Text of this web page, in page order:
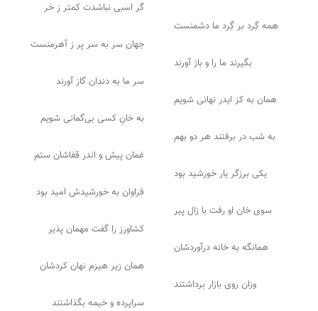
گر اسبی نباشدت کمتر ز خر
همه گِرد بر گِرد ما دشمنست
جهان سر به سر پر ز آهرمنست
بگیرند ما را و باز آورند
سر ما به دندان گاز آورند
همان به کز ایدر نهانی شویم
به خانِ کسی بی‌گمانی شویم
به شب در برفتند هر دو بهم
غمان پیش و اندر قفاشان ستم
یکی برزگر یار خورشید بود
فراوان به خورشیدش امید بود
سوی خان او رفت با زال پیر
کشاورز را گفت مهمان پذیر
همانگه به خانه درآوردشان
همان زیر هیزم نهان کردشان
وزان روی بازار برداشتند
سراپرده و خیمه بگذاشتند